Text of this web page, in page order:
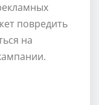
повредить
на